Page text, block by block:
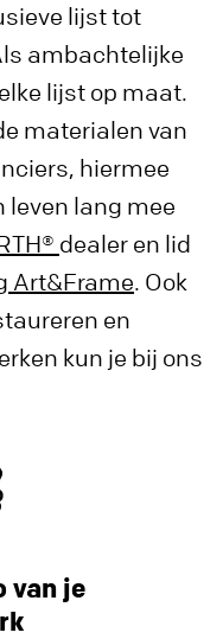
lijst tot
ambachtelijke
lijst op maat.
materialen van
hiermee
leven lang mee
dealer en lid
Art&Frame. Ook
en
kun je bij ons
van je